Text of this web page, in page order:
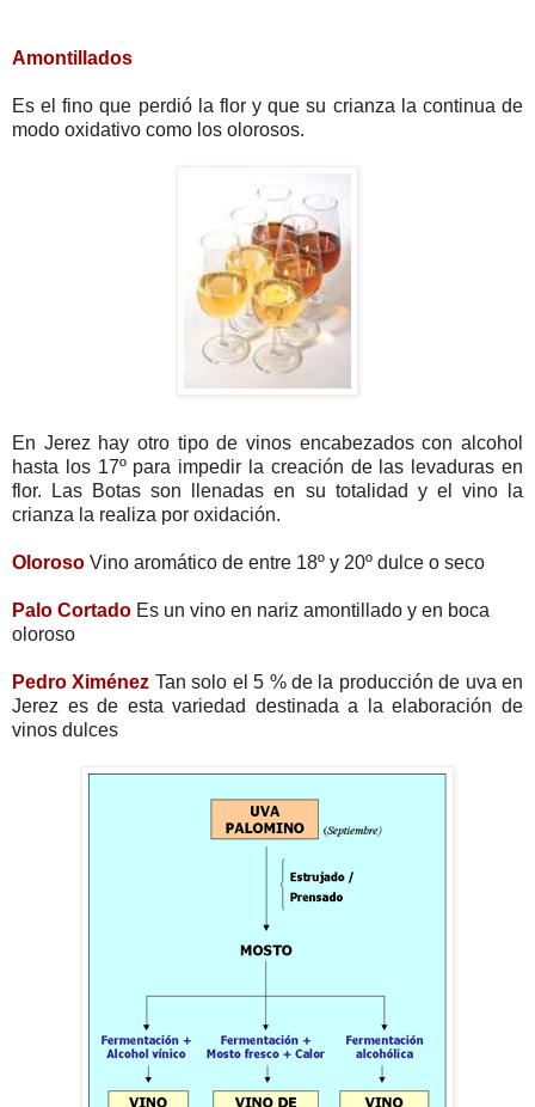
Amontillados
Es el fino que perdió la flor y que su crianza la continua de
modo oxidativo como los olorosos.
En Jerez hay otro tipo de vinos encabezados con alcohol
hasta los 17º para impedir la creación de las levaduras en
flor. Las Botas son llenadas en su totalidad y el vino la
crianza la realiza por oxidación.
Oloroso Vino aromático de entre 18º y 20º dulce o seco
Palo Cortado Es un vino en nariz amontillado y en boca
oloroso
Pedro Ximénez Tan solo el 5 % de la producción de uva en
Jerez es de esta variedad destinada a la elaboración de
vinos dulces